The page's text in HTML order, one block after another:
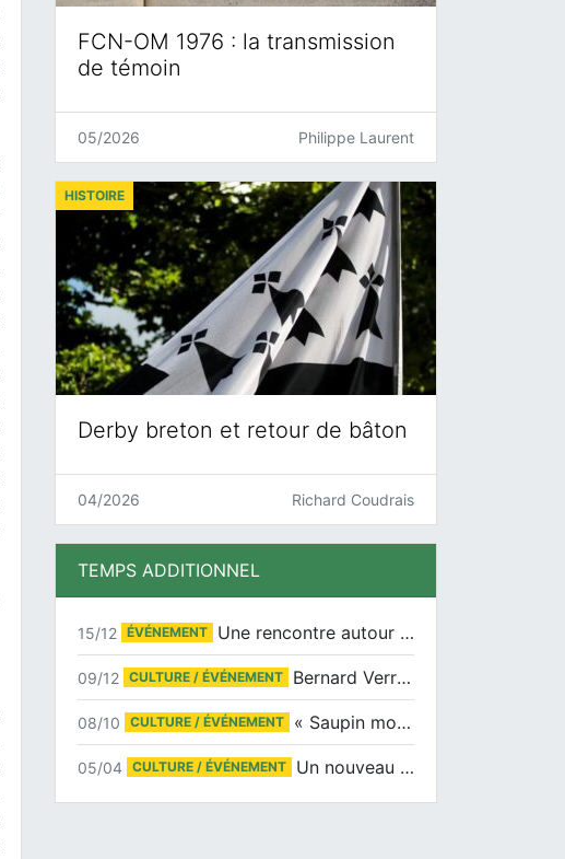
FCN-OM 1976 : la transmission
de témoin
05/2026 Philippe Laurent
Derby breton et retour de bâton
HISTOIRE
04/2026 Richard Coudrais
TEMPS ADDITIONNEL
15/12 ÉVÉNEMENT Une rencontre autour de Jean-Claude Suaudeau
09/12 CULTURE / ÉVÉNEMENT Bernard Verret en dédicaces le samedi 13 décembre à l’Espace Culturel Atlantis
08/10 CULTURE / ÉVÉNEMENT « Saupin mon amour » au salon du livre de Trentemoult
05/04 CULTURE / ÉVÉNEMENT Un nouveau tirage pour le Docu-BD